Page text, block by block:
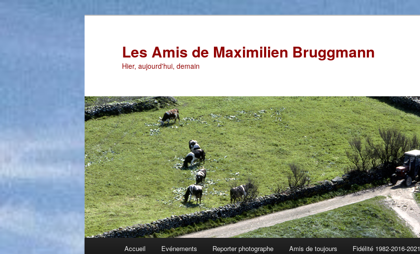
Les Amis de Maximilien Bruggmann
Hier, aujourd'hui, demain
Accueil Evénements Reporter photographe Amis de toujours Fidélité 1982-2016-2021